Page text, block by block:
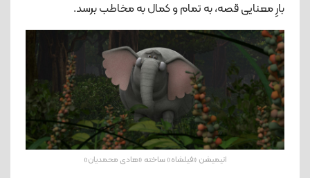
بارِ معنایی قصه، به تمام و کمال به مخاطب برسد.
انیمیشن «فیلشاه» ساخته «هادی محمدیان»